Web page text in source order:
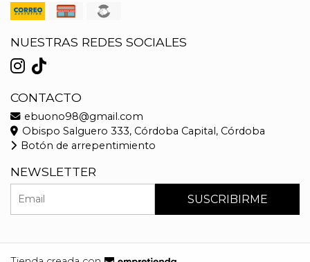
NUESTRAS REDES SOCIALES
CONTACTO
ebuono98@gmail.com
Obispo Salguero 333, Córdoba Capital, Córdoba
Botón de arrepentimiento
NEWSLETTER
SUSCRIBIRME